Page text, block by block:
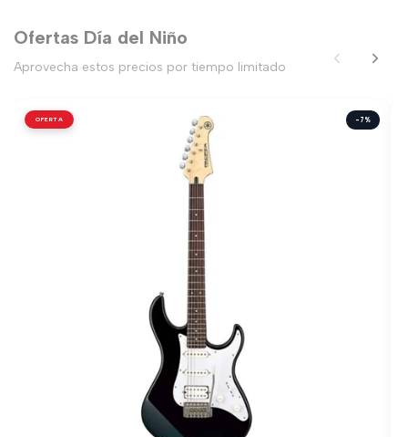
Ofertas Día del Niño
Aprovecha estos precios por tiempo limitado
OFERTA -7%